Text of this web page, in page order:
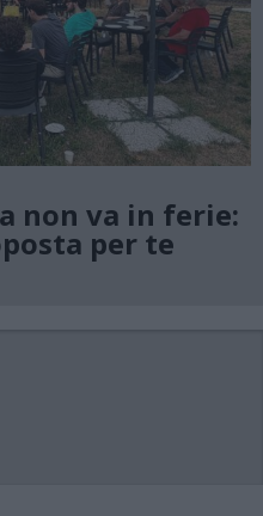
non va in ferie:
per te